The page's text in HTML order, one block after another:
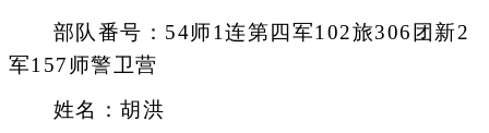
部队番号：54师1连第四军102旅306团新2
军157师警卫营
姓名：胡洪